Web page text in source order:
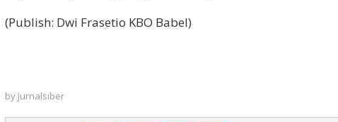
(Publish: Dwi Frasetio KBO Babel)
by Jurnalsiber